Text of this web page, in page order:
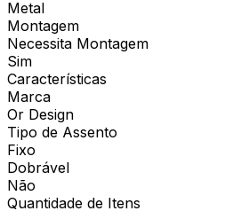
Metal
Montagem
Necessita Montagem
Sim
Características
Marca
Or Design
Tipo de Assento
Fixo
Dobrável
Não
Quantidade de Itens